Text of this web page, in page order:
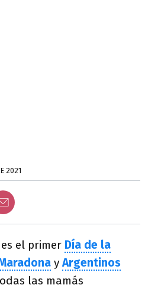
2021
el primer Día de la
y Argentinos
las mamás